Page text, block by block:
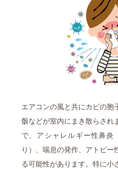
エアコンの風と共にカビの胞
骸などが室内にまき散らされ
で、アシャレルギー性鼻炎
り）、喘息の発作、アトピー
る可能性があります。特に小